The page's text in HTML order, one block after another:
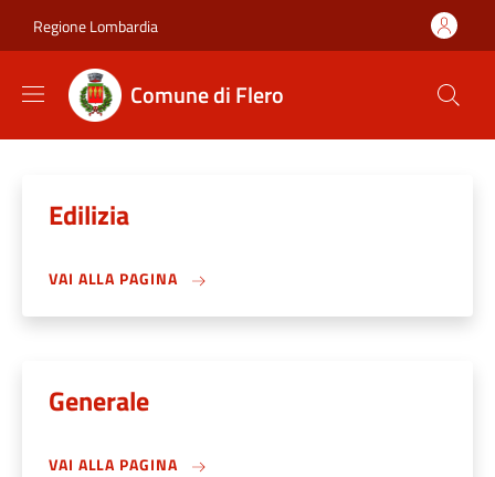
Regione Lombardia
Comune di Flero
Edilizia
VAI ALLA PAGINA
Generale
VAI ALLA PAGINA